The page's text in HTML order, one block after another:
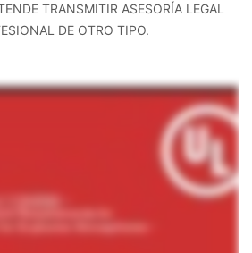
TRANSMITIR ASESORÍA LEGAL
DE OTRO TIPO.